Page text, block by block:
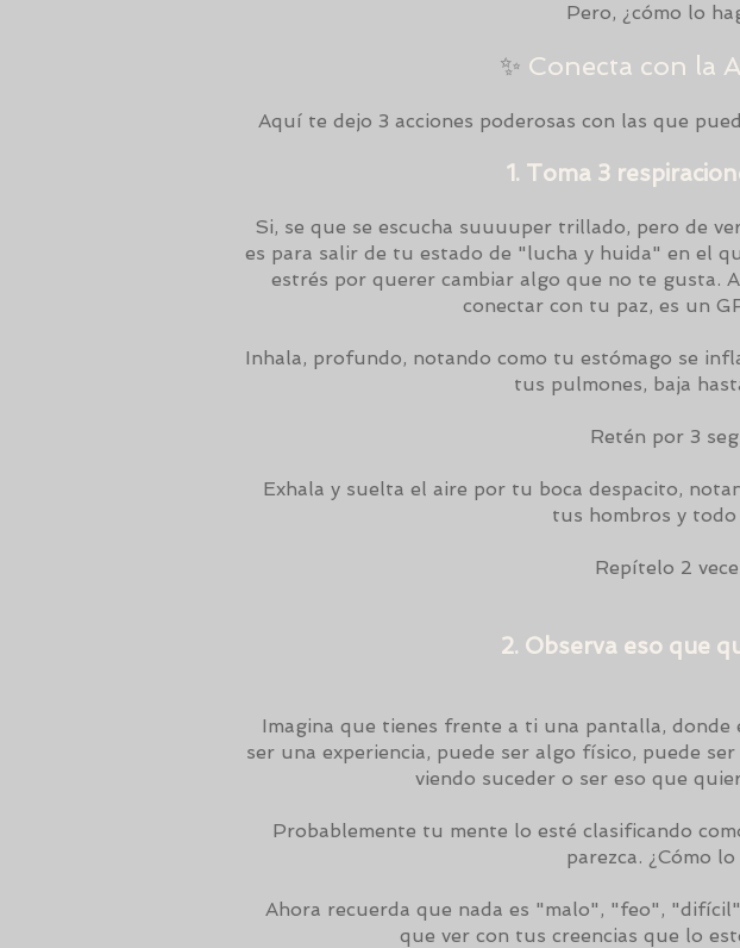
Pero, ¿cómo lo
✨ Conecta con la
Aquí te dejo 3 acciones poderosas con las que
1. Toma 3
Si, se que se escucha suuuuper trillado, pero de
es para salir de tu estado de "lucha y huida" en el
estrés por querer cambiar algo que no te gusta.
conectar con tu paz, es un
Inhala, profundo, notando como tu estómago se
tus pulmones, baja
Retén por 3
Exhala y suelta el aire por tu boca despacito,
tus hombros y
Repítelo 2
2. Observa eso que
Imagina que tienes frente a ti una pantalla,
ser una experiencia, puede ser algo físico, puede
viendo suceder o ser eso que
Probablemente tu mente lo esté clasificando
parezca. ¿Cómo
Ahora recuerda que nada es "malo", "feo",
que ver con tus creencias que lo